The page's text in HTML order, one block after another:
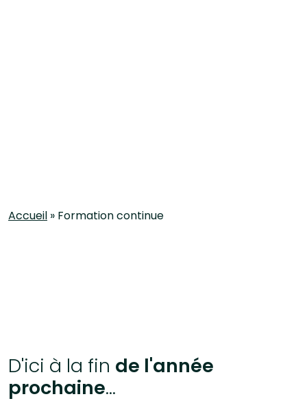
Accueil » Formation continue
D'ici à la fin de l'année
prochaine...